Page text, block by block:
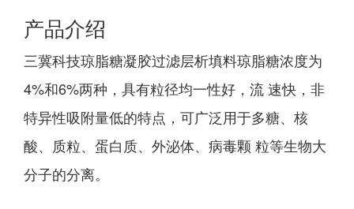
产品介绍
三冀科技琼脂糖凝胶过滤层析填料琼脂糖浓度为
4%和6%两种，具有粒径均一性好，流 速快，非
特异性吸附量低的特点，可广泛用于多糖、核
酸、质粒、蛋白质、外泌体、病毒颗 粒等生物大
分子的分离。